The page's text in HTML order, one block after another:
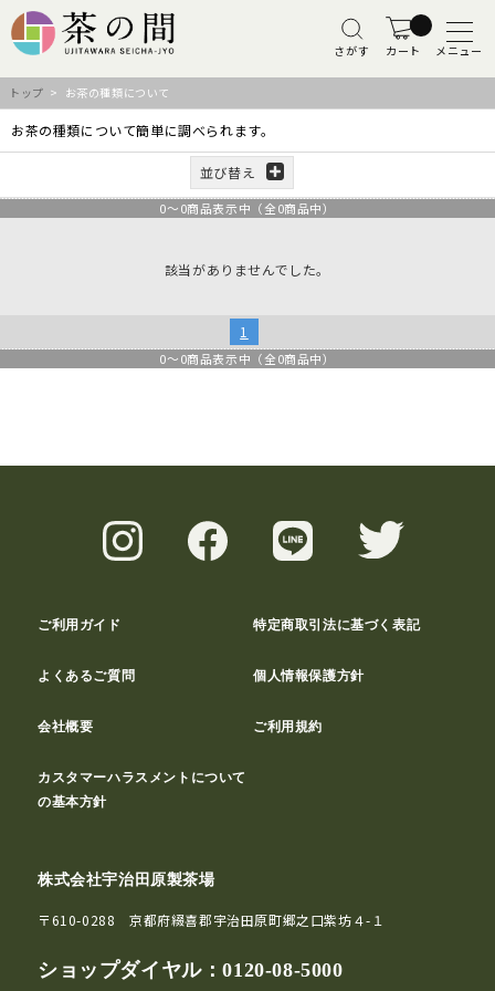
さがす カート メニュー
トップ > お茶の種類について
お茶の種類について簡単に調べられます。
並び替え
0～0商品表示中（全0商品中）
該当がありませんでした。
1
0～0商品表示中（全0商品中）
ご利用ガイド 特定商取引法に基づく表記
よくあるご質問 個人情報保護方針
会社概要 ご利用規約
カスタマーハラスメントについて
の基本方針
株式会社宇治田原製茶場
〒610-0288 京都府綴喜郡宇治田原町郷之口紫坊４-１
ショップダイヤル：0120-08-5000